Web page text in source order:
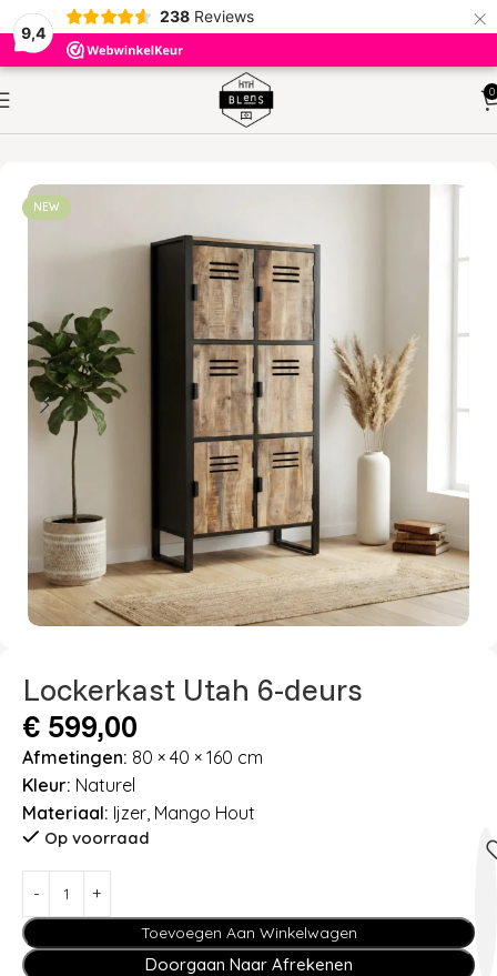
9,4
238 Reviews ×
0
VAKKENKASTEN
NEW
Lockerkast Utah 6-deurs
€ 599,00
Afmetingen: 80 × 40 × 160 cm
Kleur: Naturel
Materiaal: Ijzer, Mango Hout
Op voorraad
Toevoegen Aan Winkelwagen
Doorgaan Naar Afrekenen